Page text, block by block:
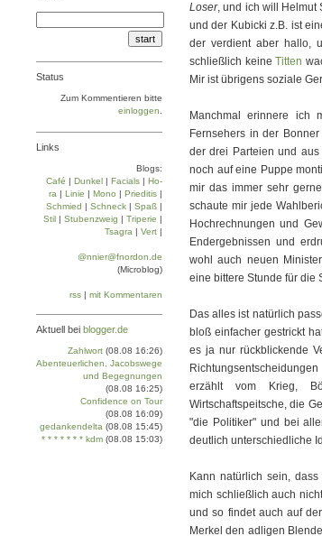
Loser, und ich will Helmut
und der Kubicki z.B. ist
der verdient aber hallo,
schließlich keineTitten
Mir ist übrigens soziale
Manchmal erinnere ich
Fernsehers in der
der drei Parteien und
noch auf eine Puppe
mir das immer sehr
schaute mir jede
Hochrechnungen und
Endergebnissen und
wohl auch neuen
eine bittere Stunde für die
Das alles ist natürlich
bloß einfacher gestrickt
es ja nur rückblickende
erzählt vom Krieg,
Wirtschaftspeitsche, die
"die Politiker" und bei
deutlich unterschiedliche
Kann natürlich sein,
mich schließlich auch
und so findet auch auf
Merkel den adligen
Status
Zum Kommentieren bitte
einloggen
Links
Blogs:
Café | Dun­kel | Facials | Ho­
ra | Linie | Mo­no | Prie­di­tis |
Schmied | Schneck | Spaß |
Stil | Stu­ben­zweig | Tri­pe­rie |
Tsa­gra | Vert |
@nnier@fnordon.de
(Microblog)
rss | mit Kommentaren
Aktuell bei blogger.de
Zahlwort (08.08 16:26)
Abenteuerlichen, Jacobswege
und Begegnungen
(08.08 16:25)
Confidence on Tour
(08.08 16:09)
gedankendelta (08.08 15:45)
* * * * * * * kdm (08.08 15:03)